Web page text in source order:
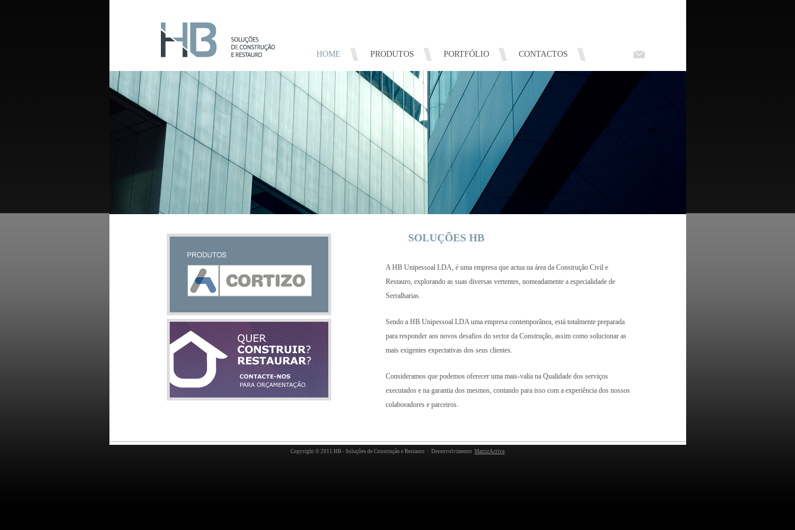
HOME PRODUTOS PORTFÓLIO CONTACTOS
SOLUÇÕES HB
A HB Unipessoal LDA, é uma empresa que actua na área da Construção Civil e
Restauro, explorando as suas diversas vertentes, nomeadamente a especialidade de
Serralharias.
Sendo a HB Unipessoal LDA uma empresa contemporânea, está totalmente preparada
para responder aos novos desafios do sector da Construção, assim como solucionar as
mais exigentes expectativas dos seus clientes.
Consideramos que podemos oferecer uma mais-valia na Qualidade dos serviços
executados e na garantia dos mesmos, contando para isso com a experiência dos nossos
colaboradores e parceiros.
Copyright © 2011 HB - Soluções de Construção e Restauro · Desenvolvimento MatrizActiva